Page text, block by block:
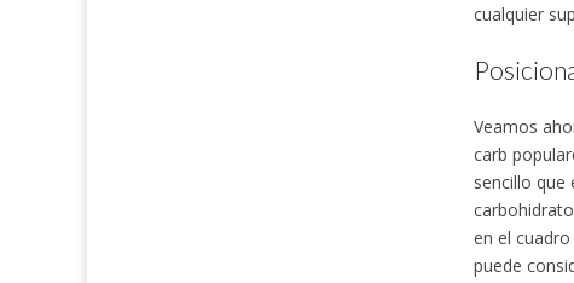
cualquier
Veamos
carb
sencillo que
en el
puede